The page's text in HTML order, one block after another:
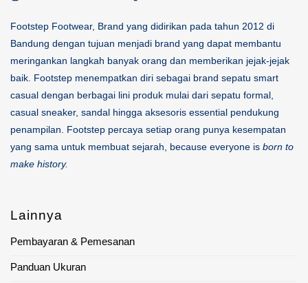
Footstep Footwear, Brand yang didirikan pada tahun 2012 di
Bandung dengan tujuan menjadi brand yang dapat membantu
meringankan langkah banyak orang dan memberikan jejak-jejak
baik. Footstep menempatkan diri sebagai brand sepatu smart
casual dengan berbagai lini produk mulai dari sepatu formal,
casual sneaker, sandal hingga aksesoris essential pendukung
penampilan. Footstep percaya setiap orang punya kesempatan
yang sama untuk membuat sejarah, because everyone is born to
make history.
Lainnya
Pembayaran & Pemesanan
Panduan Ukuran